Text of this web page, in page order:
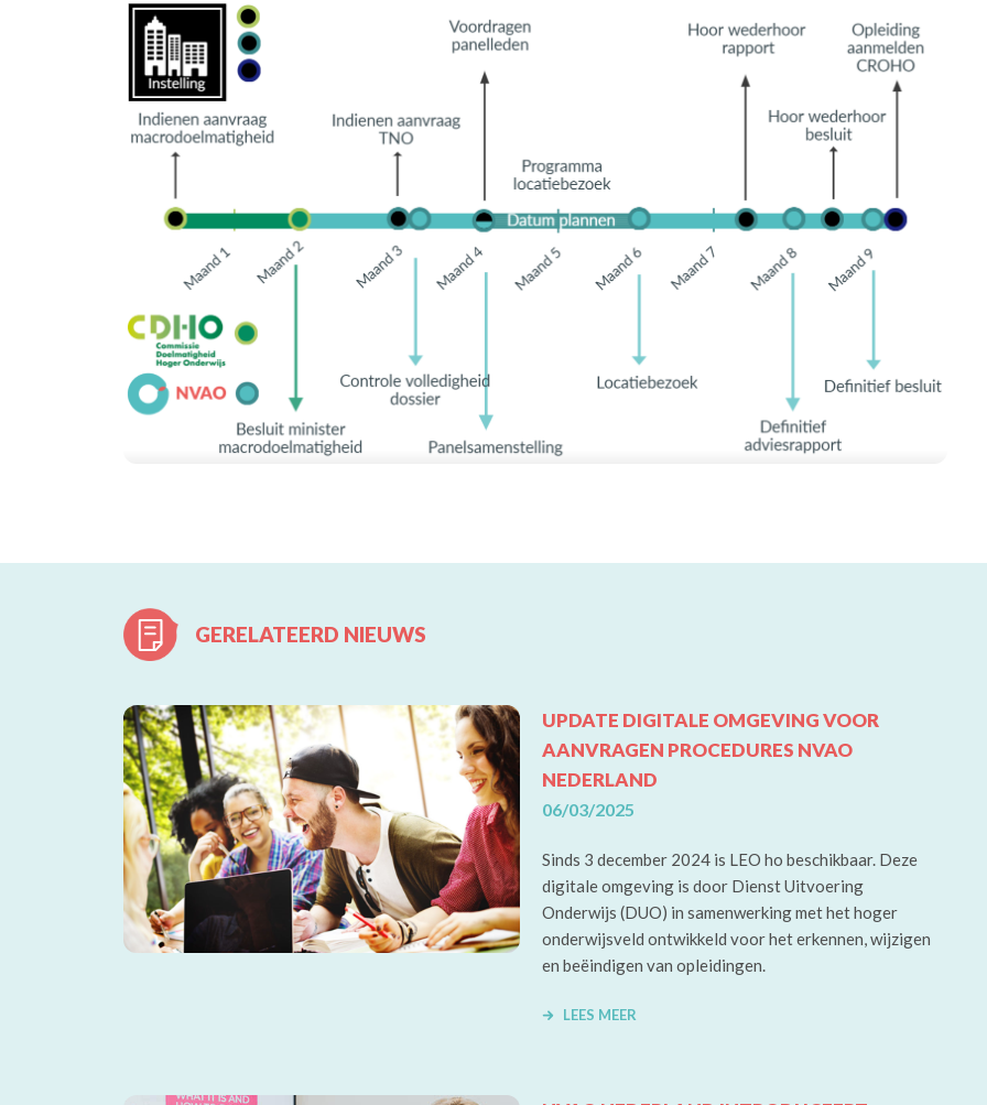
GERELATEERD NIEUWS
UPDATE DIGITALE OMGEVING VOOR
AANVRAGEN PROCEDURES NVAO
NEDERLAND
06/03/2025
Sinds 3 december 2024 is LEO ho beschikbaar. Deze
digitale omgeving is door Dienst Uitvoering
Onderwijs (DUO) in samenwerking met het hoger
onderwijsveld ontwikkeld voor het erkennen, wijzigen
en beëindigen van opleidingen.
LEES MEER